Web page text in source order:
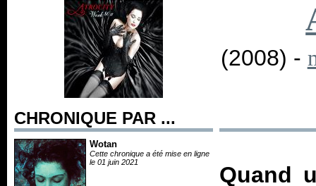
CHRONIQUE PAR ...
Wotan
Cette chronique a été mise en ligne
le 01 juin 2021
(2008) -
Quand